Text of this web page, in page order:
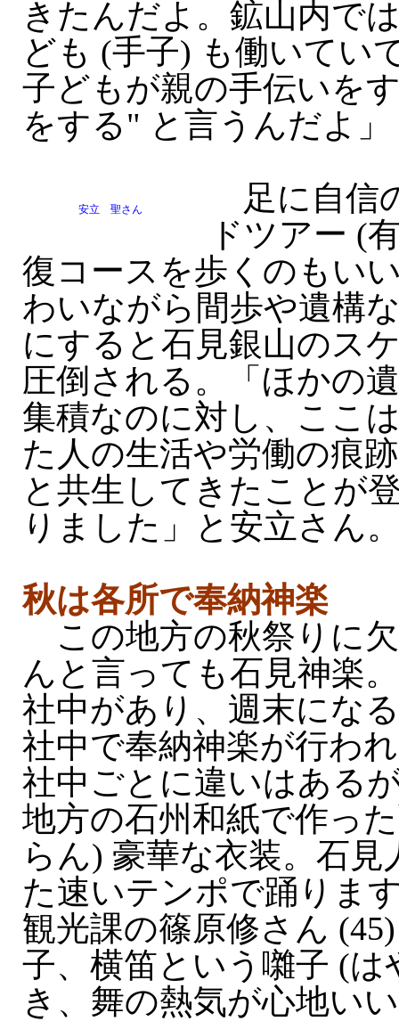
きたんだよ。鉱山内で
ども (手子) も働いてい
子どもが親の手伝いを
をする" と言うんだよ」
安立 聖さん
足に自信
ドツアー (
復コースを歩くのもい
わいながら間歩や遺構
にすると石見銀山のス
圧倒される。「ほかの
集積なのに対し、ここ
た人の生活や労働の痕
と共生してきたことが
りました」と安立さん
秋は各所で奉納神楽
この地方の秋祭りに
んと言っても石見神楽
社中があり、週末にな
社中で奉納神楽が行わ
社中ごとに違いはある
地方の石州和紙で作っ
らん) 豪華な衣装。石
た速いテンポで踊りま
観光課の篠原修さん
子、横笛という囃子 (は
き、舞の熱気が心地い